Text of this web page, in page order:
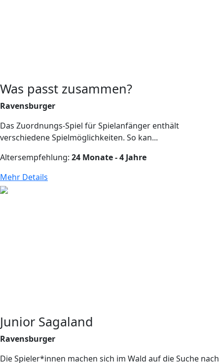
Was passt zusammen?
Ravensburger
Das Zuordnungs-Spiel für Spielanfänger enthält
verschiedene Spielmöglichkeiten. So kan...
Altersempfehlung: 24 Monate - 4 Jahre
Mehr Details
Junior Sagaland
Ravensburger
Die Spieler*innen machen sich im Wald auf die Suche nach